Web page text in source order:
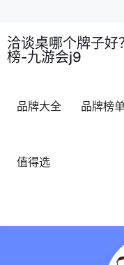
洽谈桌哪个牌子
榜-九游会j9
品牌大全 品牌榜
值得选